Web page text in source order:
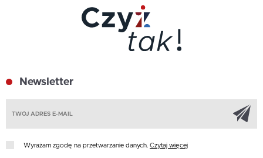
Newsletter
Wyrażam zgodę na przetwarzanie danych. Czytaj więcej